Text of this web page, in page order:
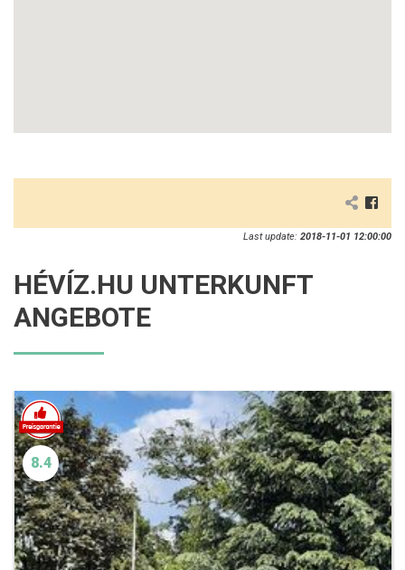
Last update: 2018-11-01 12:00:00
HÉVÍZ.HU UNTERKUNFT
ANGEBOTE
8.4